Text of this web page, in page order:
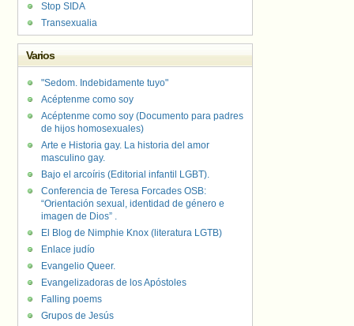
Stop SIDA
Transexualia
Varios
"Sedom. Indebidamente tuyo"
Acéptenme como soy
Acéptenme como soy (Documento para padres
de hijos homosexuales)
Arte e Historia gay. La historia del amor
masculino gay.
Bajo el arcoíris (Editorial infantil LGBT).
Conferencia de Teresa Forcades OSB:
“Orientación sexual, identidad de género e
imagen de Dios” .
El Blog de Nimphie Knox (literatura LGTB)
Enlace judío
Evangelio Queer.
Evangelizadoras de los Apóstoles
Falling poems
Grupos de Jesús